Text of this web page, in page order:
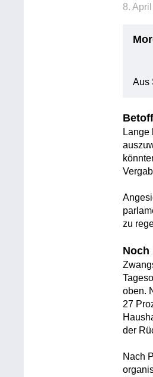
8.
Aus
Lange
zu
Noch
oben.
27
der
Nach